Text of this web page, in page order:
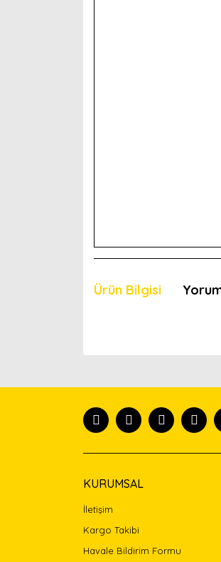
Ürün Bilgisi
Ürün açıklamasında
Bu ürüne benzer farklı
KURUMSAL
İletişim
Kargo Takibi
Havale Bildirim Formu